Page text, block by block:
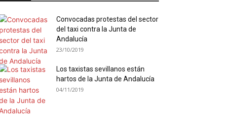
Convocadas protestas del sector
del taxi contra la Junta de
Andalucía
23/10/2019
Los taxistas sevillanos están
hartos de la Junta de Andalucía
04/11/2019